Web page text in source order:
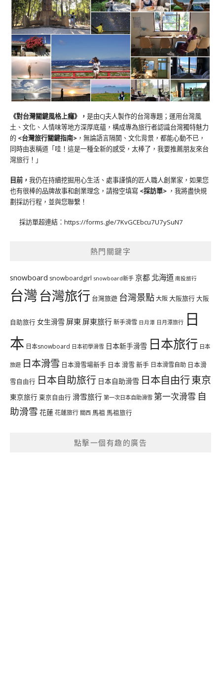
《對台灣關鍵風格上癮》 ， 是由CJ夫人製作的台灣專題；運用台灣風
土、文化、人情味等地方深厚底蘊，構成專為旅行者認識台灣獨特魅力
的 <台灣旅行關鍵指南> ，無論語言隔閡、文化背景，都能心動不已，
同時由衷稱道「哇！這是一種全新的感受，太棒了，我要推薦朋友來台
灣旅行！」
目前， 我仍在持續挖掘用心生活、處事謹慎的匠人職人創業家，如果您
也有很棒的品牌故事和創業理念，請撥空填寫 <採訪單> ，我將盡快規
劃採訪行程，並與您聯繫！
採訪單超連結： https://forms.gle/7KvGCEbcu7U7ySuN7
熱門關鍵字
snowboard snowboardgirl snowboard新手 京都 北海道 南投旅行
台灣台灣旅行 台灣旅遊 台灣景點大阪大阪旅行大阪
自助旅行 女生滑雪 屏東 屏東旅行新手滑雪 日月潭 日月潭旅行 日
本 日本snowboard 日本初學滑雪 日本新手滑雪 日本旅行 日本
旅遊 日本滑雪 日本滑雪場新手 日本 滑雪 新手 日本滑雪自助 日本滑
雪自由行 日本自助旅行 日本自助滑雪 日本自由行東京
東京旅行 東京自由行 滑雪旅行 第一次日本自助滑雪 第一次滑雪 自
助滑雪 花蓮花蓮旅行 關西 馬祖 馬祖旅行
點擊一個有趣的廣告